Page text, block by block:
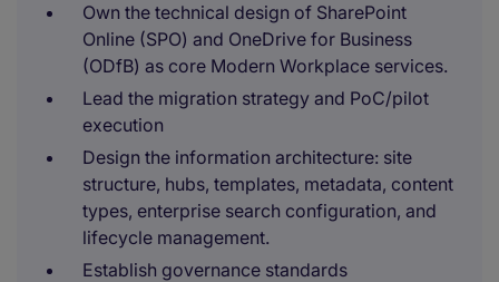
Own the technical design of SharePoint
Online (SPO) and OneDrive for Business
(ODfB) as core Modern Workplace services.
Lead the migration strategy and PoC/pilot
execution
Design the information architecture: site
structure, hubs, templates, metadata, content
types, enterprise search configuration, and
lifecycle management.
Establish governance standards